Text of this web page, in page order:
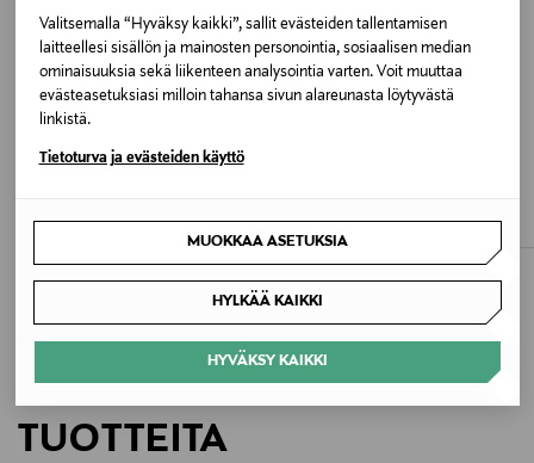
Valitsemalla “Hyväksy kaikki”, sallit evästeiden tallentamisen
laitteellesi sisällön ja mainosten personointia, sosiaalisen median
ominaisuuksia sekä liikenteen analysointia varten. Voit muuttaa
evästeasetuksiasi milloin tahansa sivun alareunasta löytyvästä
linkistä.
Tietoturva ja evästeiden käyttö
MUOKKAA ASETUKSIA
HYLKÄÄ KAIKKI
HYVÄKSY KAIKKI
BLACK
Valmistusmaa
Kiina
13254204
Valmistaja
ETUKUPONKITUOTE
Original Price
Original Price
LISÄÄ KIINNOSTAVIA
TUOTTEITA